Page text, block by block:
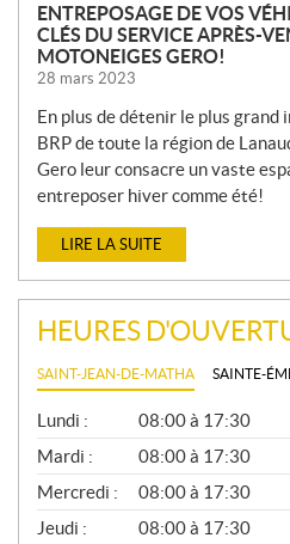
ENTREPOSAGE DE VOS
CLÉS DU SERVICE APRÈS-
MOTONEIGES GERO!
28 mars 2023
En plus de détenir le plus grand
BRP de toute la région de
Gero leur consacre un vaste
entreposer hiver comme été!
LIRE LA SUITE
HEURES
SAINT-JEAN-DE-MATHA SAINTE-
G
É
N
É
R
A
L
Lundi :
08:00 à 17:30
Mardi :
08:00 à 17:30
Mercredi :
08:00 à 17:30
Jeudi :
08:00 à 17:30